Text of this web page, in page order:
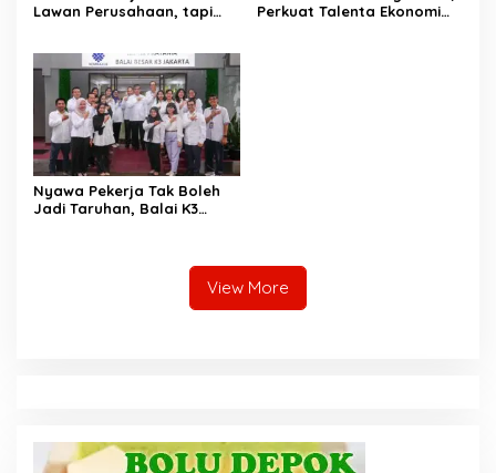
Lawan Perusahaan, tapi
Perkuat Talenta Ekonomi
Nyawa Pekerja Tak Boleh
Jadi Taruhan, Balai K3
View More